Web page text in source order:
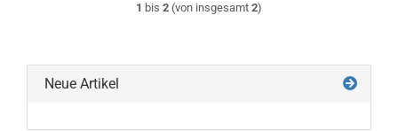
1 bis 2 (von insgesamt 2)
Neue Artikel